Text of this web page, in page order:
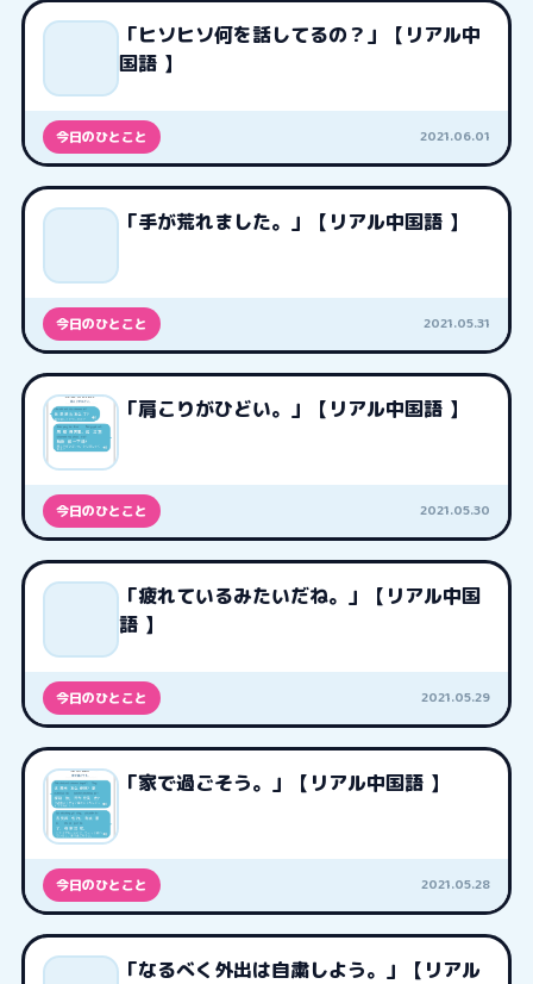
「ヒソヒソ何を話してるの？」【リアル中
国語 】
今日のひとこと 2021.06.01
「手が荒れました。」【リアル中国語 】
今日のひとこと 2021.05.31
「肩こりがひどい。」【リアル中国語 】
今日のひとこと 2021.05.30
「疲れているみたいだね。」【リアル中国
語 】
今日のひとこと 2021.05.29
「家で過ごそう。」【リアル中国語 】
今日のひとこと 2021.05.28
「なるべく外出は自粛しよう。」【リアル